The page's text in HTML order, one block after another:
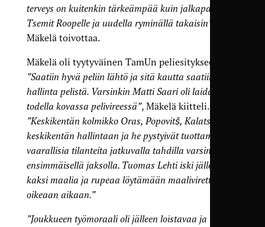
terveys on kuitenkin tärkeämpää kuin jalkapallo.
Tsemit Roopelle ja uudella ryminällä takaisin”
Mäkelä toivottaa.
Mäkelä oli tyytyväinen TamUn peliesitykseen.
”Saatiin hyvä peliin lähtö ja sitä kautta saatiin
hallinta pelistä. Varsinkin Matti Saari oli laidallansa
todella kovassa pelivireessä”, Mäkelä kiitteli.
”Keskikentän kolmikko Oras, Popovitš, Kalatsev sai
keskikentän hallintaan ja he pystyivät tuottamaan
vaarallisia tilanteita jatkuvalla tahdilla varsinkin
ensimmäisellä jaksolla. Tuomas Lehti iski jälleen
kaksi maalia ja rupeaa löytämään maalivirettä juuri
oikeaan aikaan.”
”Joukkueen työmoraali oli jälleen loistavaa ja